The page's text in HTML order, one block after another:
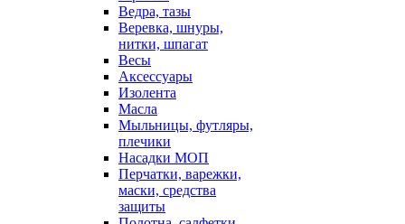
Ведра, тазы
Веревка, шнуры,
нитки, шпагат
Весы
Аксессуары
Изолента
Масла
Мыльницы, футляры,
плечики
Насадки МОП
Перчатки, варежки,
маски, средства
защиты